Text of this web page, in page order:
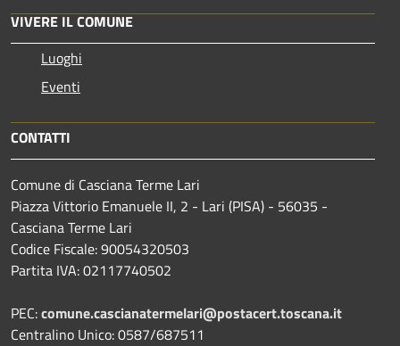
VIVERE IL COMUNE
Luoghi
Eventi
CONTATTI
Comune di Casciana Terme Lari
Piazza Vittorio Emanuele II, 2 - Lari (PISA) - 56035 -
Casciana Terme Lari
Codice Fiscale: 90054320503
Partita IVA: 02117740502
PEC:comune.cascianatermelari@postacert.toscana.it
Centralino Unico: 0587/687511